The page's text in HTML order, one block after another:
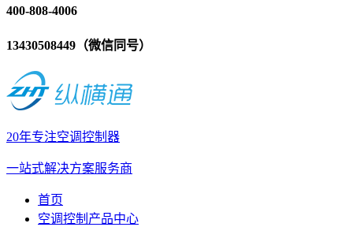
400-808-4006
13430508449（微信同号）
20年专注空调控制器
一站式解决方案服务商
首页
空调控制产品中心